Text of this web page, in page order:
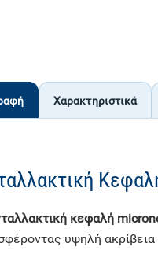
Χαρακτηριστικά
κεφαλή
υψηλή